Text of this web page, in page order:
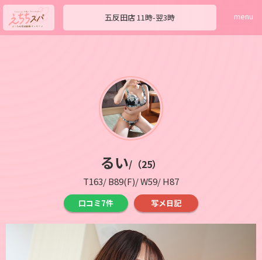
五反田店11時-翌3時 menu
るい/（25）
T163/ B89(F)/ W59/ H87
口コミ7件 写メ日記